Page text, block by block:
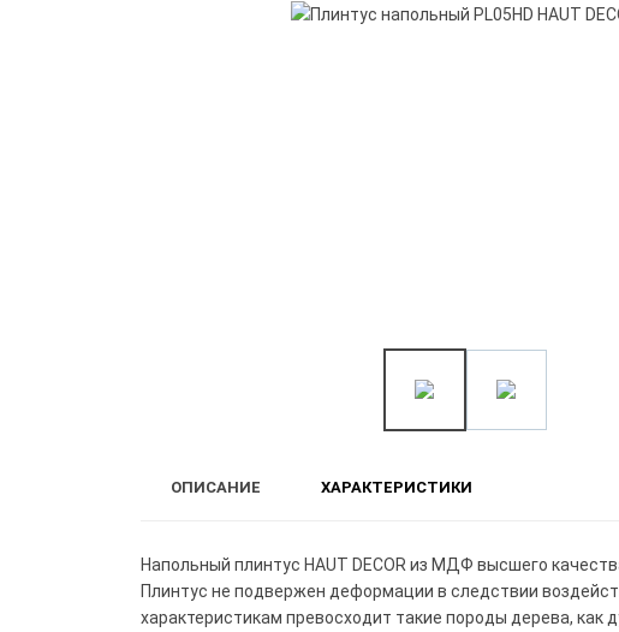
ОПИСАНИЕ ХАРАКТЕРИСТИКИ
Напольный плинтус HAUT DECOR из МДФ высшего
Плинтус не подвержен деформации в следствии
характеристикам превосходит такие породы дерева, как